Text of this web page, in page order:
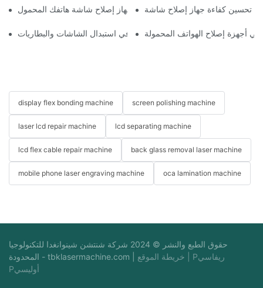
اختيار الملحقات المناسبة لجهاز إصلاح شاشة هاتفك المحمول
استخدامات أجهزة إصلاح الهواتف في استبدال الشاشات والبطاريات
في أجهزة إصلاح الهواتف المحمولة
display flex bonding machine screen polishing machine
laser lcd repair machine lcd separating machine
lcd flex cable repair machine back glass removal laser machine
mobile phone laser engraving machine oca lamination machine
حقوق الطبع والنشر © 2024 شركة شنتشن شينوانغدا للتكنولوجيا
المحدودة - tbklasermachine.com
Pريفاسي
Pأوليسي